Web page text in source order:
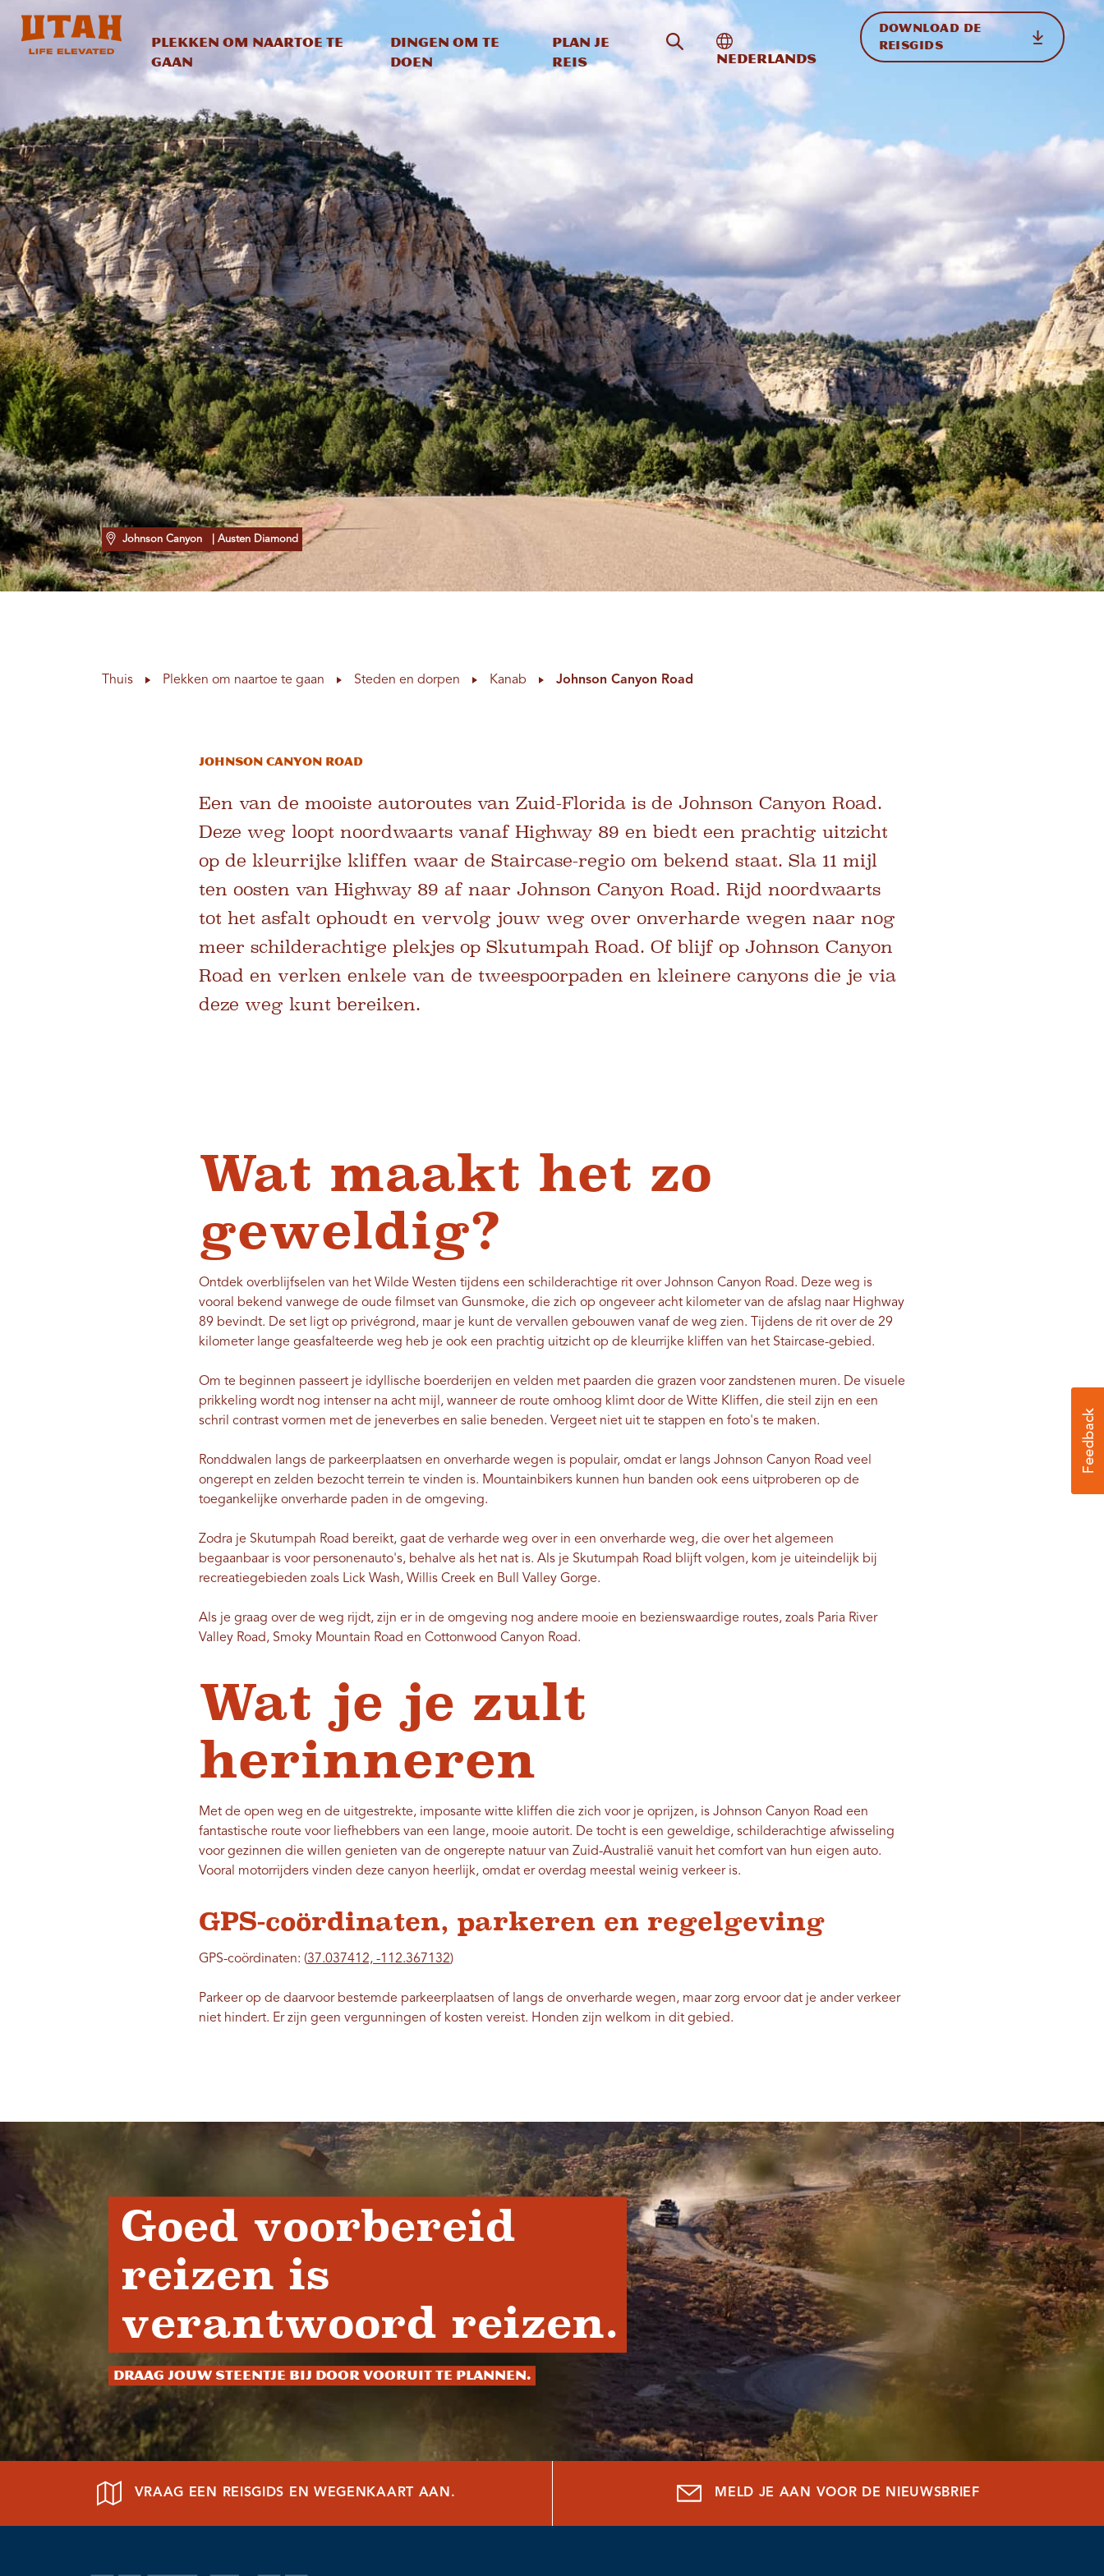
Plekken om naartoe te
gaan
Dingen om te
doen
Plan je
reis
Zoeken op de site
Internationale weergave in-/uitschakelen
Nederlands
DOWNLOAD DE
REISGIDS
Johnson Canyon | Austen Diamond
Thuis Plekken om naartoe te gaan Steden en dorpen Kanab Johnson Canyon Road
Johnson Canyon Road
Een van de mooiste autoroutes van Zuid-Florida is de Johnson Canyon Road.
Deze weg loopt noordwaarts vanaf Highway 89 en biedt een prachtig uitzicht
op de kleurrijke kliffen waar de Staircase-regio om bekend staat. Sla 11 mijl
ten oosten van Highway 89 af naar Johnson Canyon Road. Rijd noordwaarts
tot het asfalt ophoudt en vervolg jouw weg over onverharde wegen naar nog
meer schilderachtige plekjes op Skutumpah Road. Of blijf op Johnson Canyon
Road en verken enkele van de tweespoorpaden en kleinere canyons die je via
deze weg kunt bereiken.
Wat maakt het zo
geweldig?
Ontdek overblijfselen van het Wilde Westen tijdens een schilderachtige rit over Johnson Canyon Road. Deze weg is
vooral bekend vanwege de oude filmset van Gunsmoke, die zich op ongeveer acht kilometer van de afslag naar Highway
89 bevindt. De set ligt op privégrond, maar je kunt de vervallen gebouwen vanaf de weg zien. Tijdens de rit over de 29
kilometer lange geasfalteerde weg heb je ook een prachtig uitzicht op de kleurrijke kliffen van het Staircase-gebied.
Om te beginnen passeert je idyllische boerderijen en velden met paarden die grazen voor zandstenen muren. De visuele
prikkeling wordt nog intenser na acht mijl, wanneer de route omhoog klimt door de Witte Kliffen, die steil zijn en een
schril contrast vormen met de jeneverbes en salie beneden. Vergeet niet uit te stappen en foto's te maken.
Ronddwalen langs de parkeerplaatsen en onverharde wegen is populair, omdat er langs Johnson Canyon Road veel
ongerept en zelden bezocht terrein te vinden is. Mountainbikers kunnen hun banden ook eens uitproberen op de
toegankelijke onverharde paden in de omgeving.
Zodra je Skutumpah Road bereikt, gaat de verharde weg over in een onverharde weg, die over het algemeen
begaanbaar is voor personenauto's, behalve als het nat is. Als je Skutumpah Road blijft volgen, kom je uiteindelijk bij
recreatiegebieden zoals Lick Wash, Willis Creek en Bull Valley Gorge.
Als je graag over de weg rijdt, zijn er in de omgeving nog andere mooie en bezienswaardige routes, zoals Paria River
Valley Road, Smoky Mountain Road en Cottonwood Canyon Road.
Wat je je zult
herinneren
Met de open weg en de uitgestrekte, imposante witte kliffen die zich voor je oprijzen, is Johnson Canyon Road een
fantastische route voor liefhebbers van een lange, mooie autorit. De tocht is een geweldige, schilderachtige afwisseling
voor gezinnen die willen genieten van de ongerepte natuur van Zuid-Australië vanuit het comfort van hun eigen auto.
Vooral motorrijders vinden deze canyon heerlijk, omdat er overdag meestal weinig verkeer is.
GPS-coördinaten, parkeren en regelgeving
GPS-coördinaten: (37.037412, -112.367132)
Parkeer op de daarvoor bestemde parkeerplaatsen of langs de onverharde wegen, maar zorg ervoor dat je ander verkeer
niet hindert. Er zijn geen vergunningen of kosten vereist. Honden zijn welkom in dit gebied.
Goed voorbereid
reizen is
verantwoord reizen.
Draag jouw steentje bij door vooruit te plannen.
VRAAG EEN REISGIDS EN WEGENKAART AAN. MELD JE AAN VOOR DE NIEUWSBRIEF